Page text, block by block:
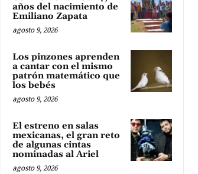
años del nacimiento de
Emiliano Zapata
agosto 9, 2026
Los pinzones aprenden
a cantar con el mismo
patrón matemático que
los bebés
agosto 9, 2026
El estreno en salas
mexicanas, el gran reto
de algunas cintas
nominadas al Ariel
agosto 9, 2026